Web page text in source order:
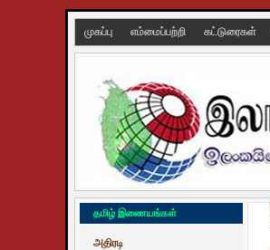
முகப்பு எம்மைப்பற்றி கட்டுரைகள்
தமிழ் இணையங்கள்
அதிரடி